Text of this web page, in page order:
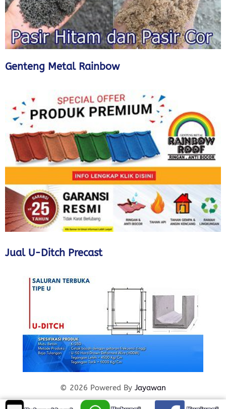
Genteng Metal Rainbow
Jual U-Ditch Precast
© 2026 Powered By Jayawan